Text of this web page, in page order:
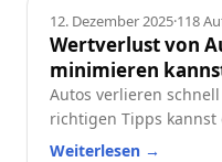
Ratgeber
12. Dezember 2025·118
Wertverlust von
minimieren
Autos verlieren
richtigen Tipps
reduzieren. Erfahre,
Weiterlesen →